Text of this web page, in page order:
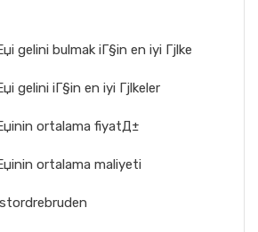
gelini bulmak iГ§in en iyi Гјlke
gelini iГ§in en iyi Гјlkeler
ortalama fiyatД±
ortalama maliyeti